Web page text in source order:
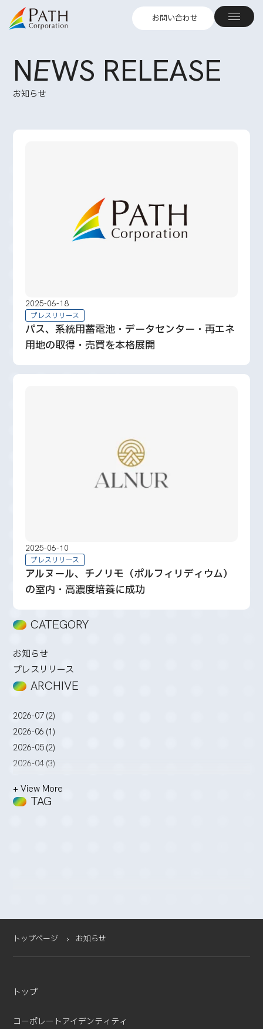
お問い合わせ
NEWS RELEASE
お知らせ
CATEGORY
お知らせ
プレスリリース
ARCHIVE
2026-07 (2)
2026-06 (1)
2026-05 (2)
2026-04 (3)
2026-02 (3)
2025-06 (2)
2025-05 (1)
2025-04 (11)
2025-02 (3)
2024-12 (4)
+ View More
TAG
2025-06-18
プレスリリース
パス、系統用蓄電池・データセンター・再エネ
用地の取得・売買を本格展開
2025-06-10
プレスリリース
アルヌール、チノリモ（ポルフィリディウム）
の室内・高濃度培養に成功
トップページ お知らせ
トップ
コーポレートアイデンティティ